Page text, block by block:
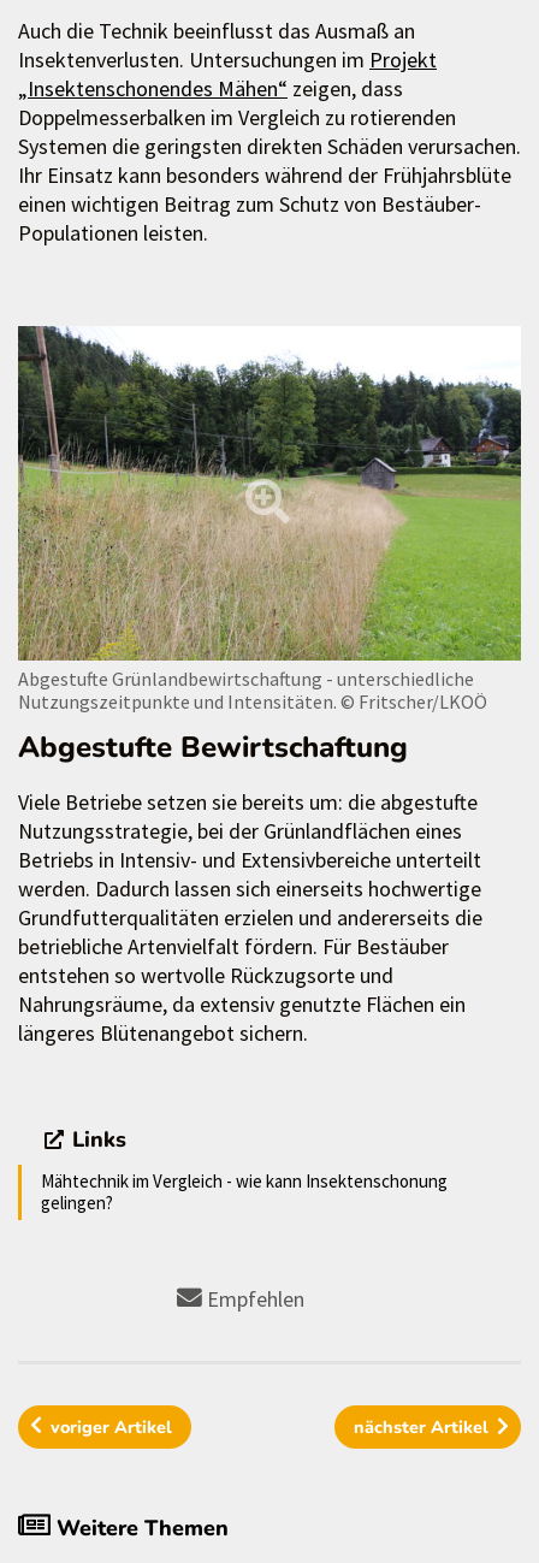
Auch die Technik beeinflusst das Ausmaß an
Insektenverlusten. Untersuchungen im Projekt
„Insektenschonendes Mähen“ zeigen, dass
Doppelmesserbalken im Vergleich zu rotierenden
Systemen die geringsten direkten Schäden verursachen.
Ihr Einsatz kann besonders während der Frühjahrsblüte
einen wichtigen Beitrag zum Schutz von Bestäuber-
Populationen leisten.
Abgestufte Grünlandbewirtschaftung - unterschiedliche
Nutzungszeitpunkte und Intensitäten. © Fritscher/LKOÖ
Abgestufte Bewirtschaftung
Viele Betriebe setzen sie bereits um: die abgestufte
Nutzungsstrategie, bei der Grünlandflächen eines
Betriebs in Intensiv- und Extensivbereiche unterteilt
werden. Dadurch lassen sich einerseits hochwertige
Grundfutterqualitäten erzielen und andererseits die
betriebliche Artenvielfalt fördern. Für Bestäuber
entstehen so wertvolle Rückzugsorte und
Nahrungsräume, da extensiv genutzte Flächen ein
längeres Blütenangebot sichern.
Links
Mähtechnik im Vergleich - wie kann Insektenschonung
gelingen?
Empfehlen
vorigerArtikel nächster Artikel
Weitere Themen